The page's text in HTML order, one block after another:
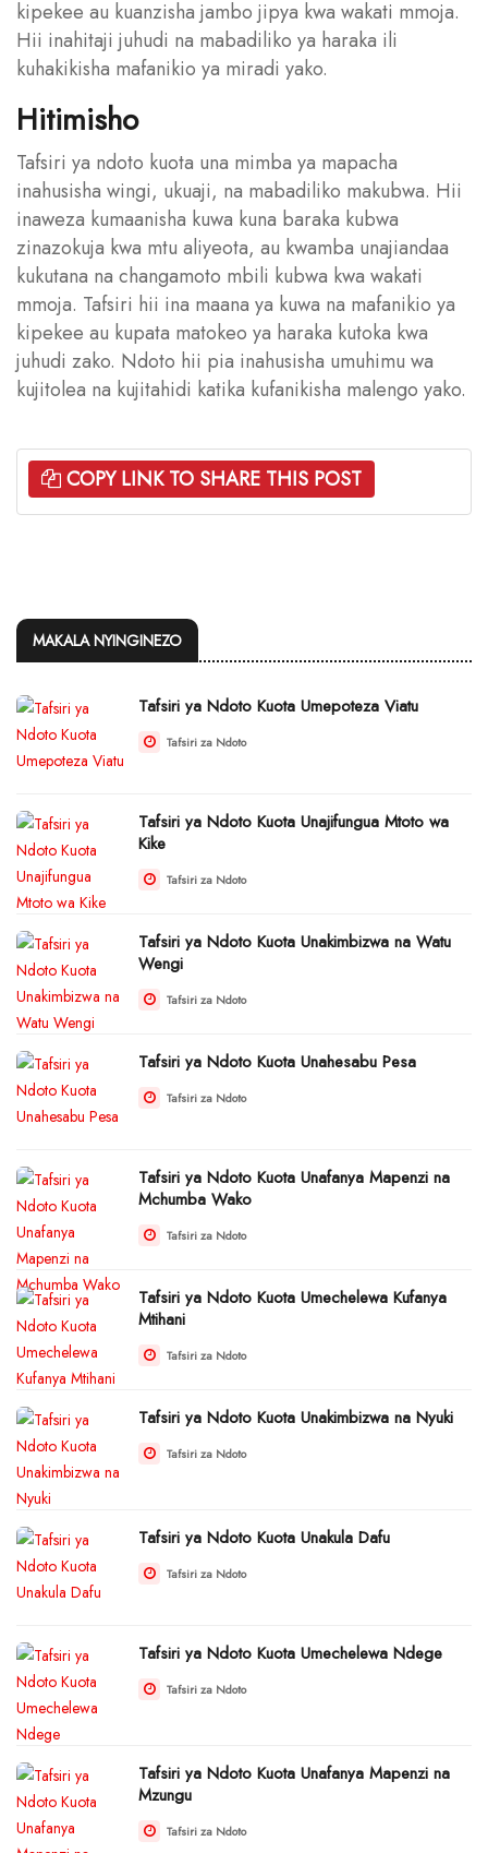
kipekee au kuanzisha jambo jipya kwa wakati mmoja.
Hii inahitaji juhudi na mabadiliko ya haraka ili
kuhakikisha mafanikio ya miradi yako.
Hitimisho
Tafsiri ya ndoto kuota una mimba ya mapacha
inahusisha wingi, ukuaji, na mabadiliko makubwa. Hii
inaweza kumaanisha kuwa kuna baraka kubwa
zinazokuja kwa mtu aliyeota, au kwamba unajiandaa
kukutana na changamoto mbili kubwa kwa wakati
mmoja. Tafsiri hii ina maana ya kuwa na mafanikio ya
kipekee au kupata matokeo ya haraka kutoka kwa
juhudi zako. Ndoto hii pia inahusisha umuhimu wa
kujitolea na kujitahidi katika kufanikisha malengo yako.
COPY LINK TO SHARE THIS POST
MAKALA NYINGINEZO
Tafsiri ya Ndoto Kuota Umepoteza Viatu
Tafsiri za Ndoto
Tafsiri ya Ndoto Kuota Unajifungua Mtoto wa
Kike
Tafsiri za Ndoto
Tafsiri ya Ndoto Kuota Unakimbizwa na Watu
Wengi
Tafsiri za Ndoto
Tafsiri ya Ndoto Kuota Unahesabu Pesa
Tafsiri za Ndoto
Tafsiri ya Ndoto Kuota Unafanya Mapenzi na
Mchumba Wako
Tafsiri za Ndoto
Tafsiri ya Ndoto Kuota Umechelewa Kufanya
Mtihani
Tafsiri za Ndoto
Tafsiri ya Ndoto Kuota Unakimbizwa na Nyuki
Tafsiri za Ndoto
Tafsiri ya Ndoto Kuota Unakula Dafu
Tafsiri za Ndoto
Tafsiri ya Ndoto Kuota Umechelewa Ndege
Tafsiri za Ndoto
Tafsiri ya Ndoto Kuota Unafanya Mapenzi na
Mzungu
Tafsiri za Ndoto